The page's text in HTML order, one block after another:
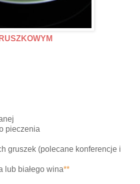
pieczenia
gruszek (polecane konferencje i
lub białego wina**